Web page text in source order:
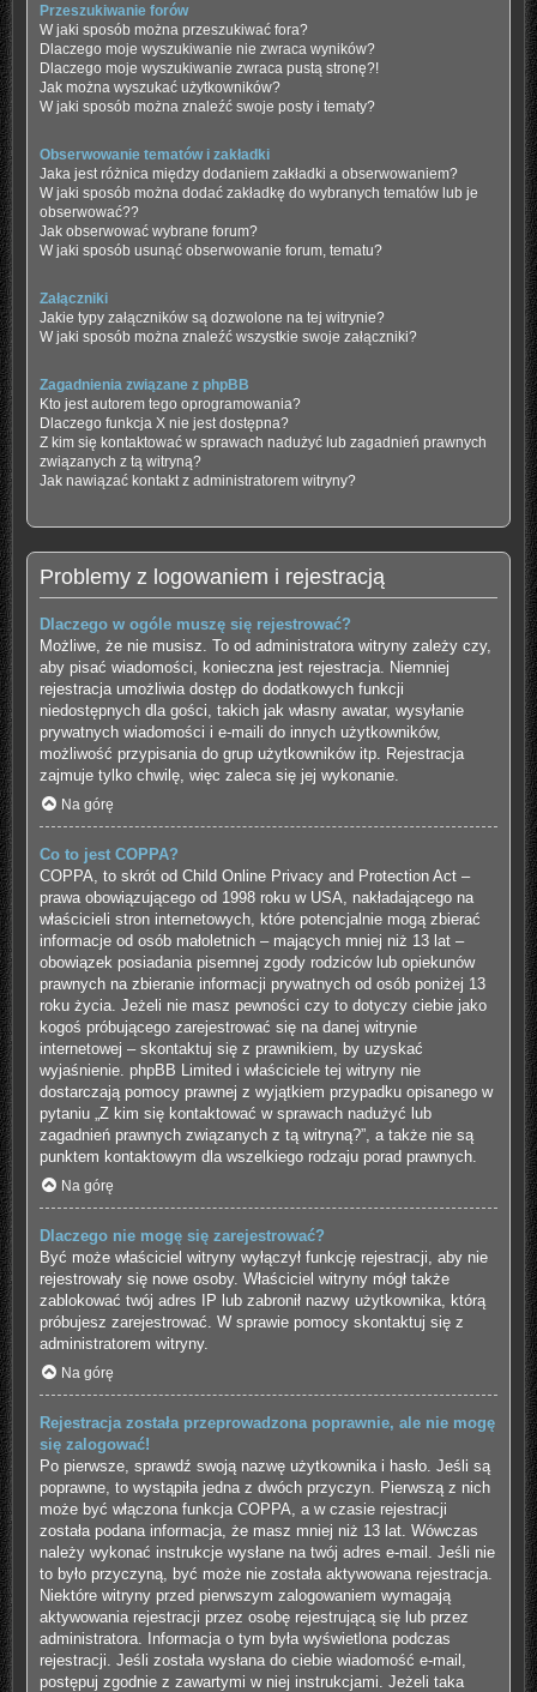
Przeszukiwanie forów
W jaki sposób można przeszukiwać fora?
Dlaczego moje wyszukiwanie nie zwraca wyników?
Dlaczego moje wyszukiwanie zwraca pustą stronę?!
Jak można wyszukać użytkowników?
W jaki sposób można znaleźć swoje posty i tematy?
Obserwowanie tematów i zakładki
Jaka jest różnica między dodaniem zakładki a obserwowaniem?
W jaki sposób można dodać zakładkę do wybranych tematów lub je
obserwować??
Jak obserwować wybrane forum?
W jaki sposób usunąć obserwowanie forum, tematu?
Załączniki
Jakie typy załączników są dozwolone na tej witrynie?
W jaki sposób można znaleźć wszystkie swoje załączniki?
Zagadnienia związane z phpBB
Kto jest autorem tego oprogramowania?
Dlaczego funkcja X nie jest dostępna?
Z kim się kontaktować w sprawach nadużyć lub zagadnień prawnych
związanych z tą witryną?
Jak nawiązać kontakt z administratorem witryny?
Problemy z logowaniem i rejestracją
Dlaczego w ogóle muszę się rejestrować?
Możliwe, że nie musisz. To od administratora witryny zależy czy,
aby pisać wiadomości, konieczna jest rejestracja. Niemniej
rejestracja umożliwia dostęp do dodatkowych funkcji
niedostępnych dla gości, takich jak własny awatar, wysyłanie
prywatnych wiadomości i e-maili do innych użytkowników,
możliwość przypisania do grup użytkowników itp. Rejestracja
zajmuje tylko chwilę, więc zaleca się jej wykonanie.
Na górę
Co to jest COPPA?
COPPA, to skrót od Child Online Privacy and Protection Act –
prawa obowiązującego od 1998 roku w USA, nakładającego na
właścicieli stron internetowych, które potencjalnie mogą zbierać
informacje od osób małoletnich – mających mniej niż 13 lat –
obowiązek posiadania pisemnej zgody rodziców lub opiekunów
prawnych na zbieranie informacji prywatnych od osób poniżej 13
roku życia. Jeżeli nie masz pewności czy to dotyczy ciebie jako
kogoś próbującego zarejestrować się na danej witrynie
internetowej – skontaktuj się z prawnikiem, by uzyskać
wyjaśnienie. phpBB Limited i właściciele tej witryny nie
dostarczają pomocy prawnej z wyjątkiem przypadku opisanego w
pytaniu „Z kim się kontaktować w sprawach nadużyć lub
zagadnień prawnych związanych z tą witryną?”, a także nie są
punktem kontaktowym dla wszelkiego rodzaju porad prawnych.
Na górę
Dlaczego nie mogę się zarejestrować?
Być może właściciel witryny wyłączył funkcję rejestracji, aby nie
rejestrowały się nowe osoby. Właściciel witryny mógł także
zablokować twój adres IP lub zabronił nazwy użytkownika, którą
próbujesz zarejestrować. W sprawie pomocy skontaktuj się z
administratorem witryny.
Na górę
Rejestracja została przeprowadzona poprawnie, ale nie mogę
się zalogować!
Po pierwsze, sprawdź swoją nazwę użytkownika i hasło. Jeśli są
poprawne, to wystąpiła jedna z dwóch przyczyn. Pierwszą z nich
może być włączona funkcja COPPA, a w czasie rejestracji
została podana informacja, że masz mniej niż 13 lat. Wówczas
należy wykonać instrukcje wysłane na twój adres e-mail. Jeśli nie
to było przyczyną, być może nie została aktywowana rejestracja.
Niektóre witryny przed pierwszym zalogowaniem wymagają
aktywowania rejestracji przez osobę rejestrującą się lub przez
administratora. Informacja o tym była wyświetlona podczas
rejestracji. Jeśli została wysłana do ciebie wiadomość e-mail,
postępuj zgodnie z zawartymi w niej instrukcjami. Jeżeli taka